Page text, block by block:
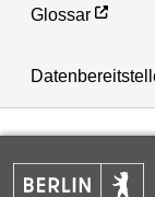
Glossar